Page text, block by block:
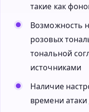
такие как
Возможность
розовых
тональной
источниками
Наличие
времени